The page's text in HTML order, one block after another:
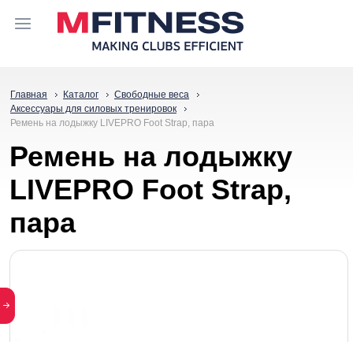
Главная Каталог
Свободные веса
Аксессуары для силовых тренировок
Ремень на лодыжку LIVEPRO Foot Strap, пара
Ремень на лодыжку
LIVEPRO Foot Strap,
пара